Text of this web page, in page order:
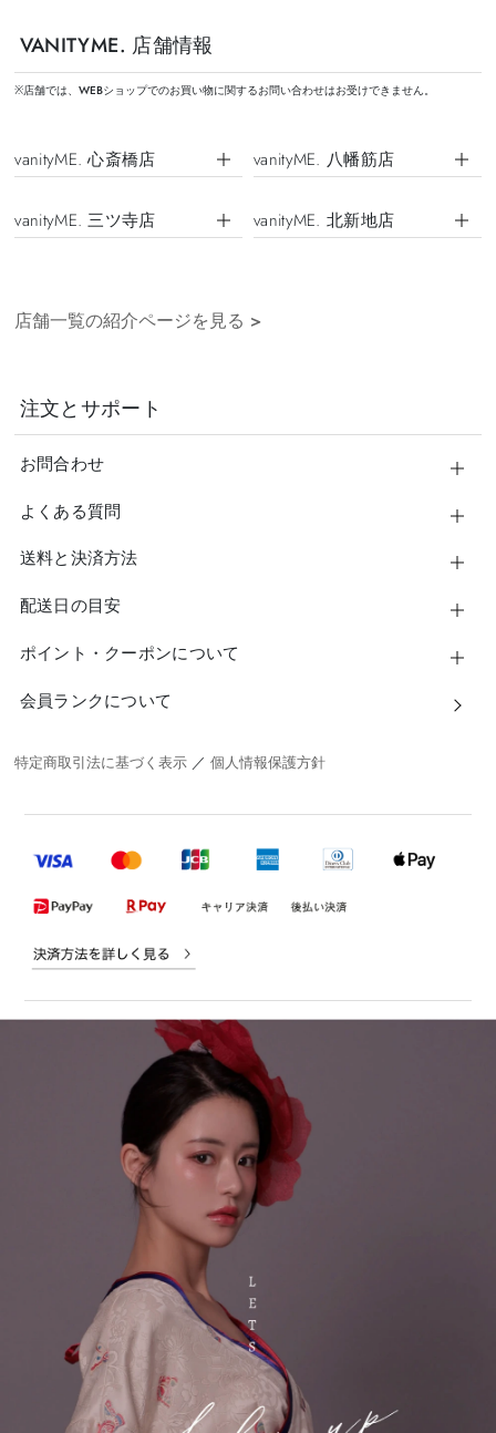
VANITYME. 店舗情報
※店舗では、WEBショップでのお買い物に関するお問い合わせはお受けできません。
vanityME. 心斎橋店 vanityME. 八幡筋店
vanityME. 三ツ寺店 vanityME. 北新地店
店舗一覧の紹介ページを見る >
注文とサポート
お問合わせ
よくある質問
送料と決済方法
配送日の目安
ポイント・クーポンについて
会員ランクについて
特定商取引法に基づく表示 ／個人情報保護方針